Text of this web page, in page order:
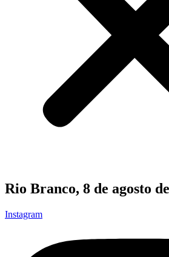
Rio Branco, 8 de agosto
Instagram